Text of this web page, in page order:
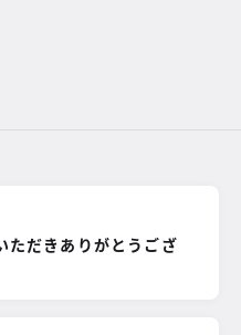
ただきありがとうござ